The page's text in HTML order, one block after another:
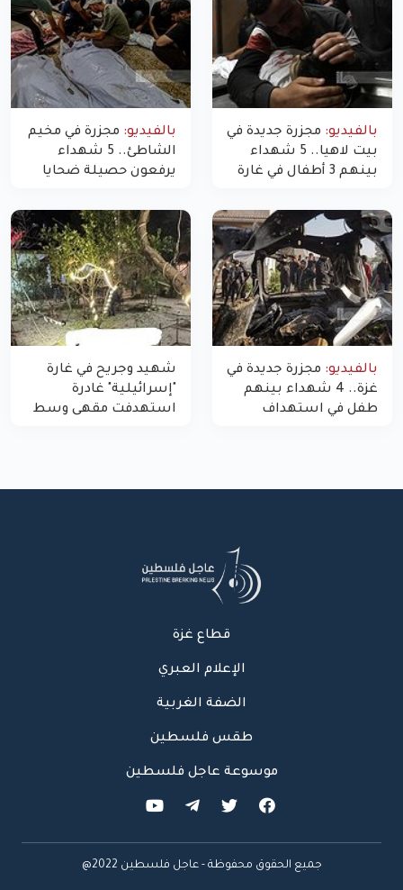
بالفيديو: مجزرة جديدة في
بيت لاهيا.. 5 شهداء
بينهم 3 أطفال في غارة
غزة
بالفيديو: مجزرة في مخيم
الشاطئ.. 5 شهداء
يرفعون حصيلة ضحايا
بالفيديو: مجزرة جديدة في
غزة.. 4 شهداء بينهم
طفل في استهداف
شهيد وجريح في غارة
"إسرائيلية" غادرة
استهدفت مقهى وسط
قطاع غزة
الإعلام العبري
الضفة الغربية
طقس فلسطين
موسوعة عاجل فلسطين
جميع الحقوق محفوظة - عاجل فلسطين 2022@